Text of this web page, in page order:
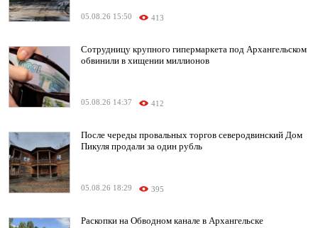
05.08.26 15:50 413
Сотрудницу крупного гипермаркета под Архангельском
обвинили в хищении миллионов
05.08.26 14:37 412
После череды провальных торгов северодвинский Дом
Пикуля продали за один рубль
05.08.26 18:29 395
Раскопки на Обводном канале в Архангельске